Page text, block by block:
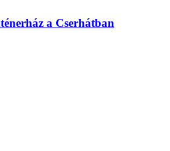
a Cserhátban